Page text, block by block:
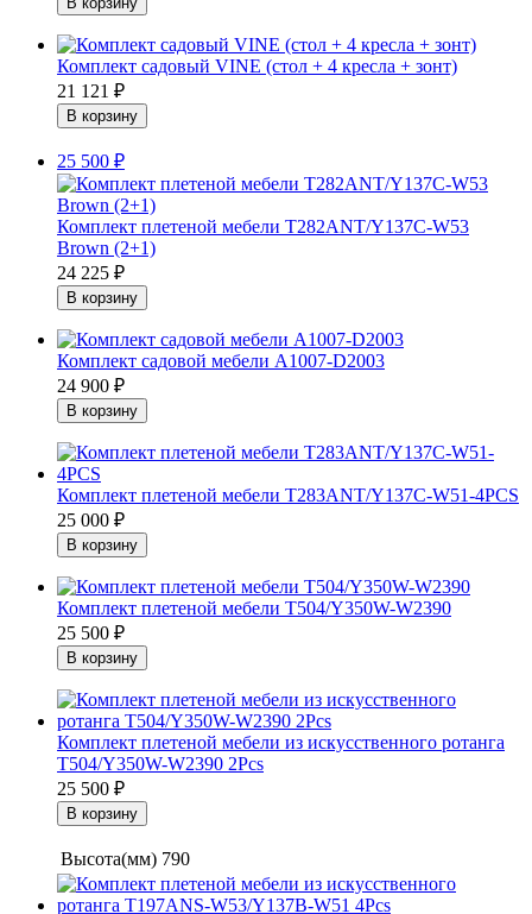
Комплект садовый VINE (стол + 4 кресла + зонт)
21 121
₽
25 500 ₽
Комплект плетеной мебели T282ANT/Y137C-W53
Brown (2+1)
24 225 ₽
Комплект садовой мебели А1007-D2003
24 900 ₽
Комплект плетеной мебели T283ANT/Y137С-W51-4PCS
25 000 ₽
Комплект плетеной мебели Т504/Y350W-W2390
25 500 ₽
Комплект плетеной мебели из искусственного ротанга
T504/Y350W-W2390 2Pcs
25 500 ₽
Высота(мм) 790